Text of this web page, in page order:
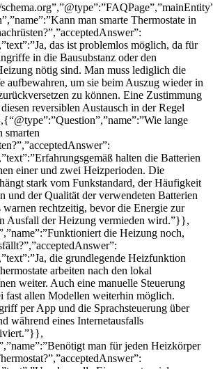
man smarte Thermostate in
das ist problemlos möglich, da für
in die Bausubstanz oder den
nötig sind. Man muss lediglich die
aufbewahren, um sie beim Auszug wieder in
zu können. Eine Zustimmung
reversiblen Austausch in der Regel
lange
smarten
halten die Batterien
einer und zwei Heizperioden. Die
stark vom Funkstandard, der Häufigkeit
und der Qualität der verwendeten Batterien
rechtzeitig, bevor die Energie zur
Ausfall der Heizung vermieden wird.”}},
die Heizung noch,
die grundlegende Heizfunktion
arbeiten nach den lokal
weiter. Auch eine manuelle Steuerung
fast allen Modellen weiterhin möglich.
per App und die Sprachsteuerung über
während eines Internetausfalls
man für jeden Heizkörper